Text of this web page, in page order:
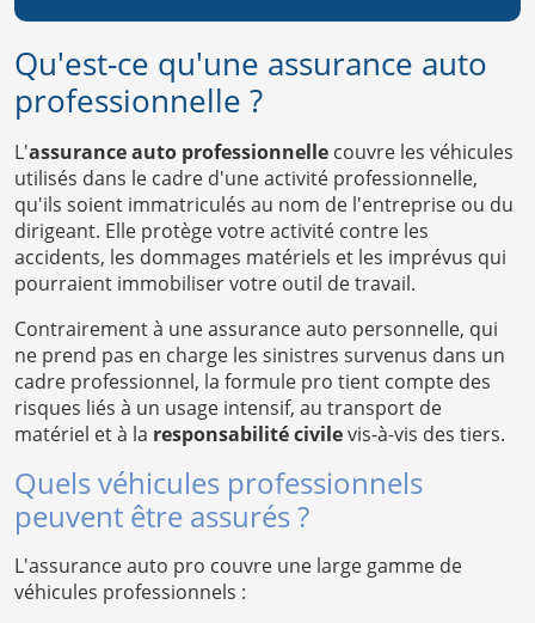
Qu'est-ce qu'une assurance auto
professionnelle ?
L'assurance auto professionnelle couvre les véhicules
utilisés dans le cadre d'une activité professionnelle,
qu'ils soient immatriculés au nom de l'entreprise ou du
dirigeant. Elle protège votre activité contre les
accidents, les dommages matériels et les imprévus qui
pourraient immobiliser votre outil de travail.
Contrairement à une assurance auto personnelle, qui
ne prend pas en charge les sinistres survenus dans un
cadre professionnel, la formule pro tient compte des
risques liés à un usage intensif, au transport de
matériel et à la responsabilité civilevis-à-vis des tiers.
Quels véhicules professionnels
peuvent être assurés ?
L'assurance auto pro couvre une large gamme de
véhicules professionnels :